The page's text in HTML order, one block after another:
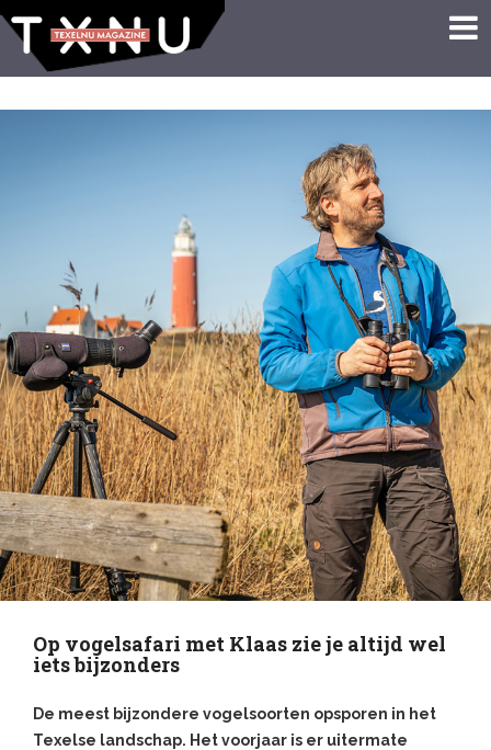
Op vogelsafari met Klaas zie je altijd wel
iets bijzonders
De meest bijzondere vogelsoorten opsporen in het
Texelse landschap. Het voorjaar is er uitermate